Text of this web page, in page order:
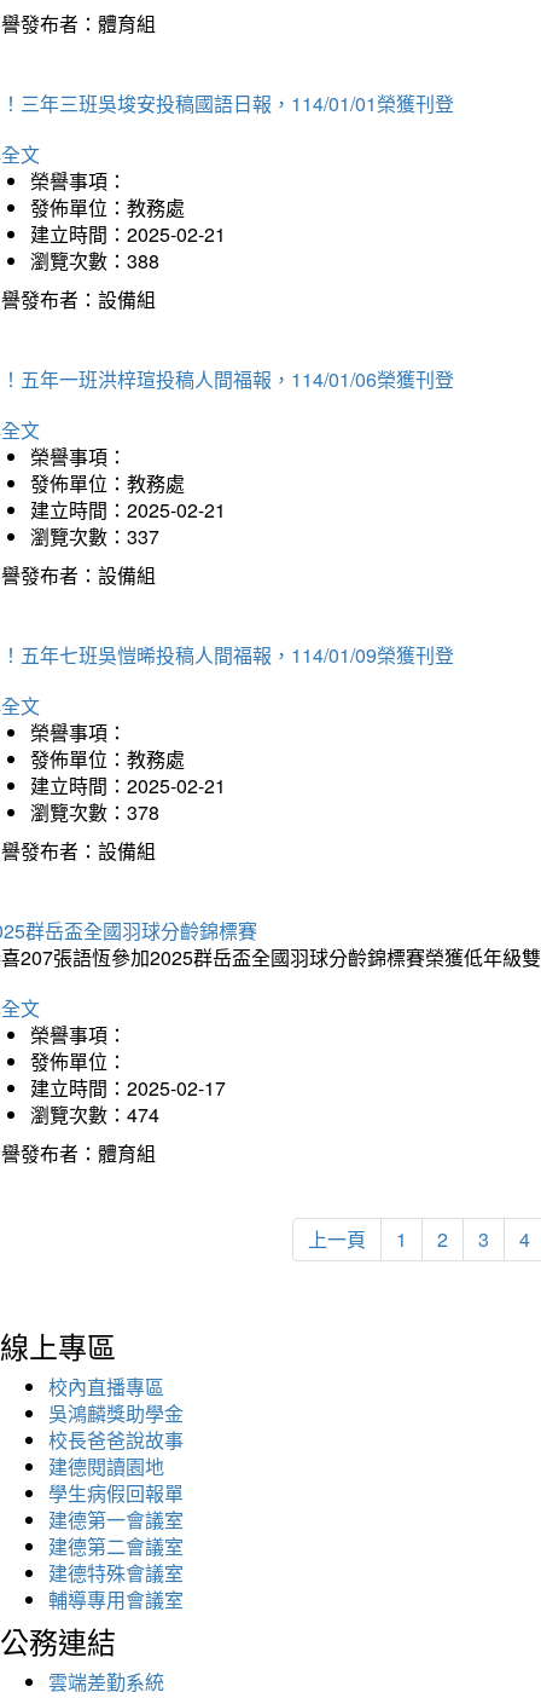
發布者：體育組
三年三班吳埈安投稿國語日報，114/01/01榮獲刊登
文
榮譽事項：
發佈單位：教務處
建立時間：2025-02-21
瀏覽次數：388
發布者：設備組
五年一班洪梓瑄投稿人間福報，114/01/06榮獲刊登
文
榮譽事項：
發佈單位：教務處
建立時間：2025-02-21
瀏覽次數：337
發布者：設備組
五年七班吳愷晞投稿人間福報，114/01/09榮獲刊登
文
榮譽事項：
發佈單位：教務處
建立時間：2025-02-21
瀏覽次數：378
發布者：設備組
群岳盃全國羽球分齡錦標賽
207張語恆參加2025群岳盃全國羽球分齡錦標賽榮獲低年級
文
榮譽事項：
發佈單位：
建立時間：2025-02-17
瀏覽次數：474
發布者：體育組
上一頁 1 2 3 4
線上專區
校內直播專區
吳鴻麟獎助學金
校長爸爸說故事
建德閱讀園地
學生病假回報單
建德第一會議室
建德第二會議室
建德特殊會議室
輔導專用會議室
公務連結
雲端差勤系統